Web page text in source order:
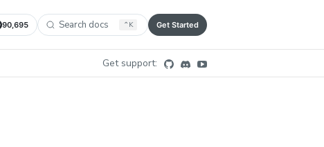
90,695 Search docs ⌃ K Get Started
Get support: